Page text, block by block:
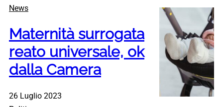
News
Maternità surrogata
reato universale, ok
dalla Camera
26 Luglio 2023